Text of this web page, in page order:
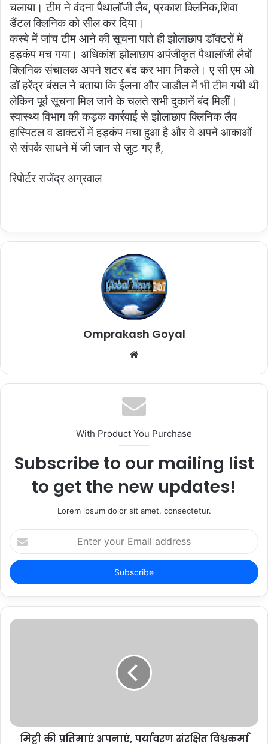
चलाया। टीम ने वंदना पैथालॉजी लैब, प्रकाश क्लिनिक,शिवा
डैंटल क्लिनिक को सील कर दिया।
कस्बे में जांच टीम आने की सूचना पाते ही झोलाछाप डॉक्टरों में
हड़कंप मच गया। अधिकांश झोलाछाप अपंजीकृत पैथालॉजी लैबों
क्लिनिक संचालक अपने शटर बंद कर भाग निकले। ए सी एम ओ
डॉ हरेंद्र बंसल ने बताया कि ईलना और जाडौल में भी टीम गयी थी
लेकिन पूर्व सूचना मिल जाने के चलते सभी दुकानें बंद मिलीं।
स्वास्थ्य विभाग की कड़क कार्रवाई से झोलाछाप क्लिनिक लैव
हास्पिटल व डाक्टरों में हड़कंप मचा हुआ है और वे अपने आकाओं
से संपर्क साधने में जी जान से जुट गए हैं,
रिपोर्टर राजेंद्र अग्रवाल
Omprakash Goyal
Website
With Product You Purchase
Subscribe to our mailing list
to get the new updates!
Lorem ipsum dolor sit amet, consectetur.
Enter
your
Email
address
मिट्टी की प्रतिमाएं अपनाएं, पर्यावरण संरक्षित विश्वकर्मा